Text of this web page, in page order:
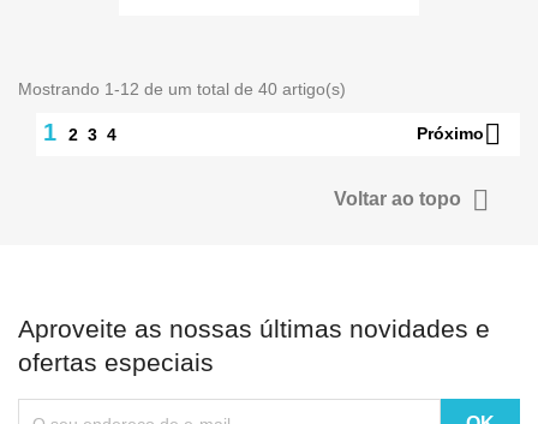
Mostrando 1-12 de um total de 40 artigo(s)
1 2 3 4 Próximo
Voltar ao topo 
Aproveite as nossas últimas novidades e
ofertas especiais